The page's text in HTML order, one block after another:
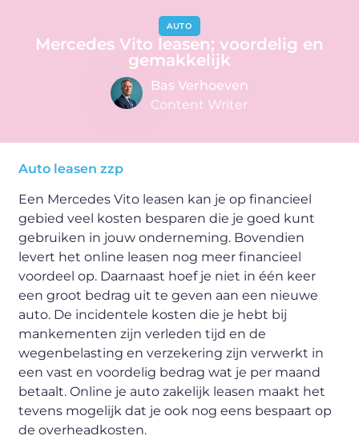
AUTO
Mercedes Vito leasen; voordelig en
gemakkelijk
Bas Verhoeven
Content Writer
Auto leasen zzp
Een Mercedes Vito leasen kan je op financieel
gebied veel kosten besparen die je goed kunt
gebruiken in jouw onderneming. Bovendien
levert het online leasen nog meer financieel
voordeel op. Daarnaast hoef je niet in één keer
een groot bedrag uit te geven aan een nieuwe
auto. De incidentele kosten die je hebt bij
mankementen zijn verleden tijd en de
wegenbelasting en verzekering zijn verwerkt in
een vast en voordelig bedrag wat je per maand
betaalt. Online je auto zakelijk leasen maakt het
tevens mogelijk dat je ook nog eens bespaart op
de overheadkosten.